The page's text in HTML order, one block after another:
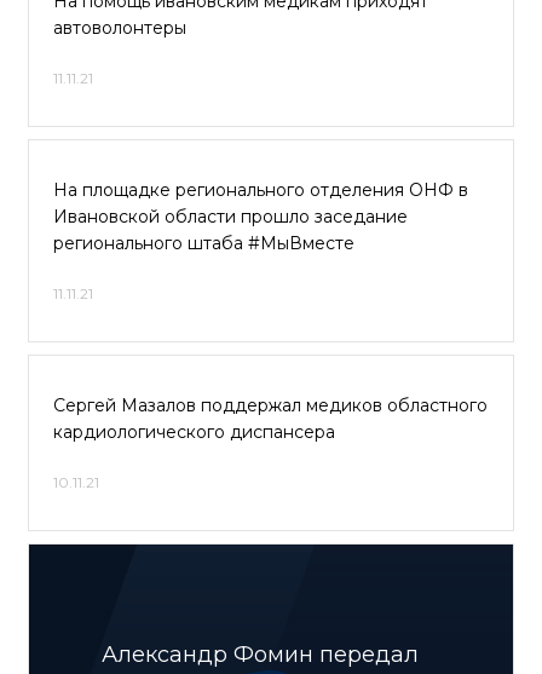
автоволонтеры
11.11.21
На площадке регионального отделения ОНФ в
Ивановской области прошло заседание
регионального штаба #МыВместе
11.11.21
Сергей Мазалов поддержал медиков областного
кардиологического диспансера
10.11.21
Александр Фомин передал